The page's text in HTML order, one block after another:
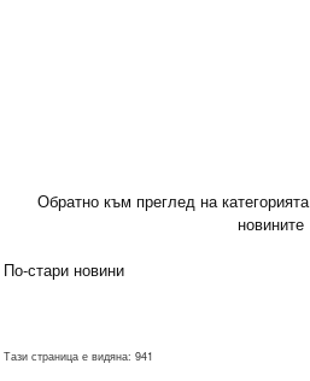
Обратно към преглед на категорията
новините
По-стари новини
Тази страница е видяна: 941